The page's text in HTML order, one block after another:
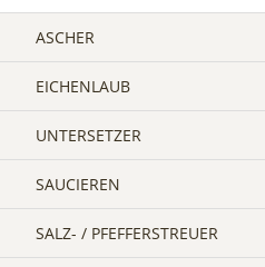
ASCHER
EICHENLAUB
UNTERSETZER
SAUCIEREN
SALZ- / PFEFFERSTREUER